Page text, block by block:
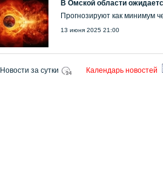
В Омской области
Прогнозируют как минимум
13 июня 2025 21:00
Новости за сутки Календарь новостей